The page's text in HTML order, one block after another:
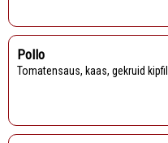
Pollo
Tomatensaus, kaas, gekruid